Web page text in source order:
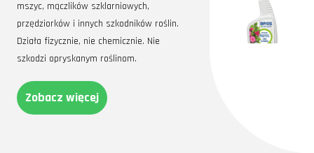
mszyc, mączlików szklarniowych,
przędziorków i innych szkodników roślin.
Działa fizycznie, nie chemicznie. Nie
szkodzi opryskanym roślinom.
Zobacz więcej